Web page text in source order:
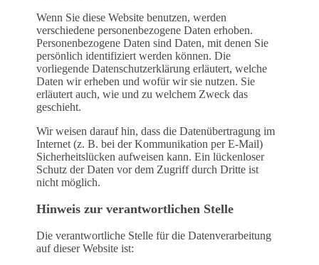
Wenn Sie diese Website benutzen, werden
verschiedene personenbezogene Daten erhoben.
Personenbezogene Daten sind Daten, mit denen Sie
persönlich identifiziert werden können. Die
vorliegende Datenschutzerklärung erläutert, welche
Daten wir erheben und wofür wir sie nutzen. Sie
erläutert auch, wie und zu welchem Zweck das
geschieht.
Wir weisen darauf hin, dass die Datenübertragung im
Internet (z. B. bei der Kommunikation per E-Mail)
Sicherheitslücken aufweisen kann. Ein lückenloser
Schutz der Daten vor dem Zugriff durch Dritte ist
nicht möglich.
Hinweis zur verantwortlichen Stelle
Die verantwortliche Stelle für die Datenverarbeitung
auf dieser Website ist: